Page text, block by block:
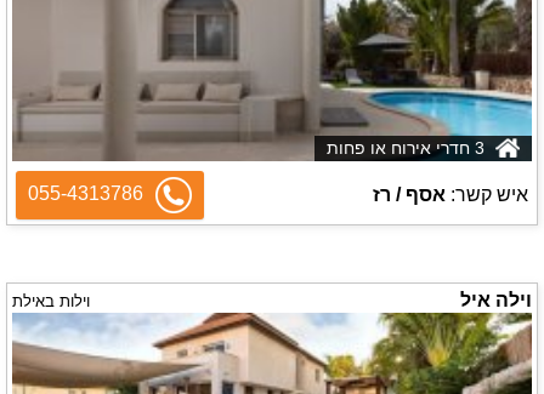
איש קשר: אסף / רז 055-4313786
וילה איל וילות באילת